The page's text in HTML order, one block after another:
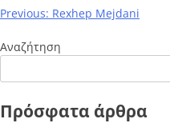
Previous: Rexhep Mejdani
Αναζήτηση
Πρόσφατα άρθρα